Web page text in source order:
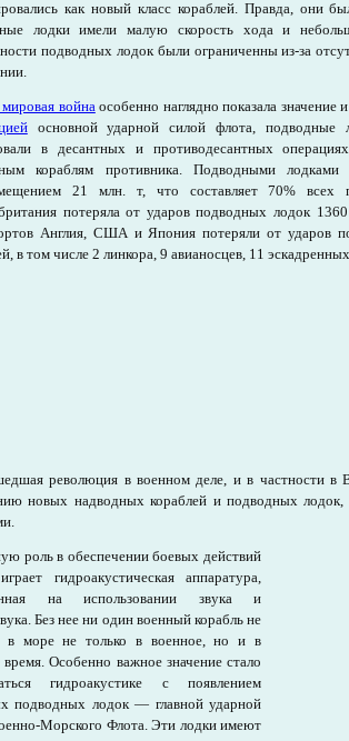
как новый класс кораблей. Правда, они
лодки имели малую скорость хода и
подводных лодок были ограниченны из-за
войнаособенно наглядно показала значение
основной ударной силой флота, подводные
в десантных и противодесантных
кораблям противника. Подводными
21 млн. т, что составляет 70% всех
потеряла от ударов подводных лодок
Англия, США и Япония потеряли от ударов
в том числе 2 линкора, 9 авианосцев, 11
революция в военном деле, и в частности в
новых надводных кораблей и подводных
роль в обеспечении боевых действий
гидроакустическая аппаратура,
на использовании звука и
Без нее ни один военный корабль не
в море не только в военное, но и в
Особенно важное значение стало
гидроакустике с появлением
подводных лодок — главной ударной
Морского Флота. Эти лодки имеют